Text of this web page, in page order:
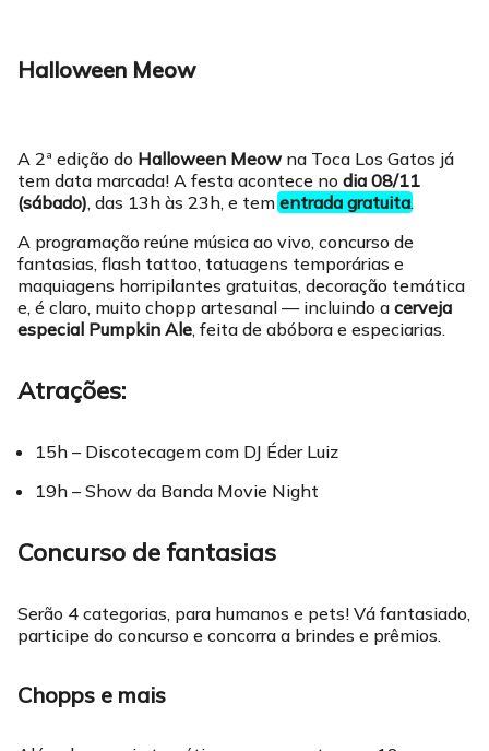
Halloween Meow
A 2ª edição do Halloween Meowna Toca Los Gatos já
tem data marcada! A festa acontece no dia 08/11
(sábado), das 13h às 23h, e tem entrada gratuita.
A programação reúne música ao vivo, concurso de
fantasias, flash tattoo, tatuagens temporárias e
maquiagens horripilantes gratuitas, decoração temática
e, é claro, muito chopp artesanal — incluindo a cerveja
especial Pumpkin Ale, feita de abóbora e especiarias.
Atrações:
15h – Discotecagem com DJ Éder Luiz
19h – Show da Banda Movie Night
Concurso de fantasias
Serão 4 categorias, para humanos e pets! Vá fantasiado,
participe do concurso e concorra a brindes e prêmios.
Chopps e mais